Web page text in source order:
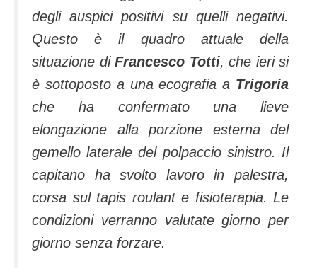
degli auspici positivi su quelli negativi.
Questo è il quadro attuale della
situazione di Francesco Totti, che ieri si
è sottoposto a una ecografia a Trigoria
che ha confermato una lieve
elongazione alla porzione esterna del
gemello laterale del polpaccio sinistro. Il
capitano ha svolto lavoro in palestra,
corsa sul tapis roulant e fisioterapia. Le
condizioni verranno valutate giorno per
giorno senza forzare.